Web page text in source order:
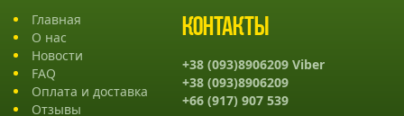
Главная
О нас
Новости
FAQ
Оплата и доставка
Отзывы
Контакты
+38 (093)8906209 Viber
+38 (093)8906209
+66 (917) 907 539